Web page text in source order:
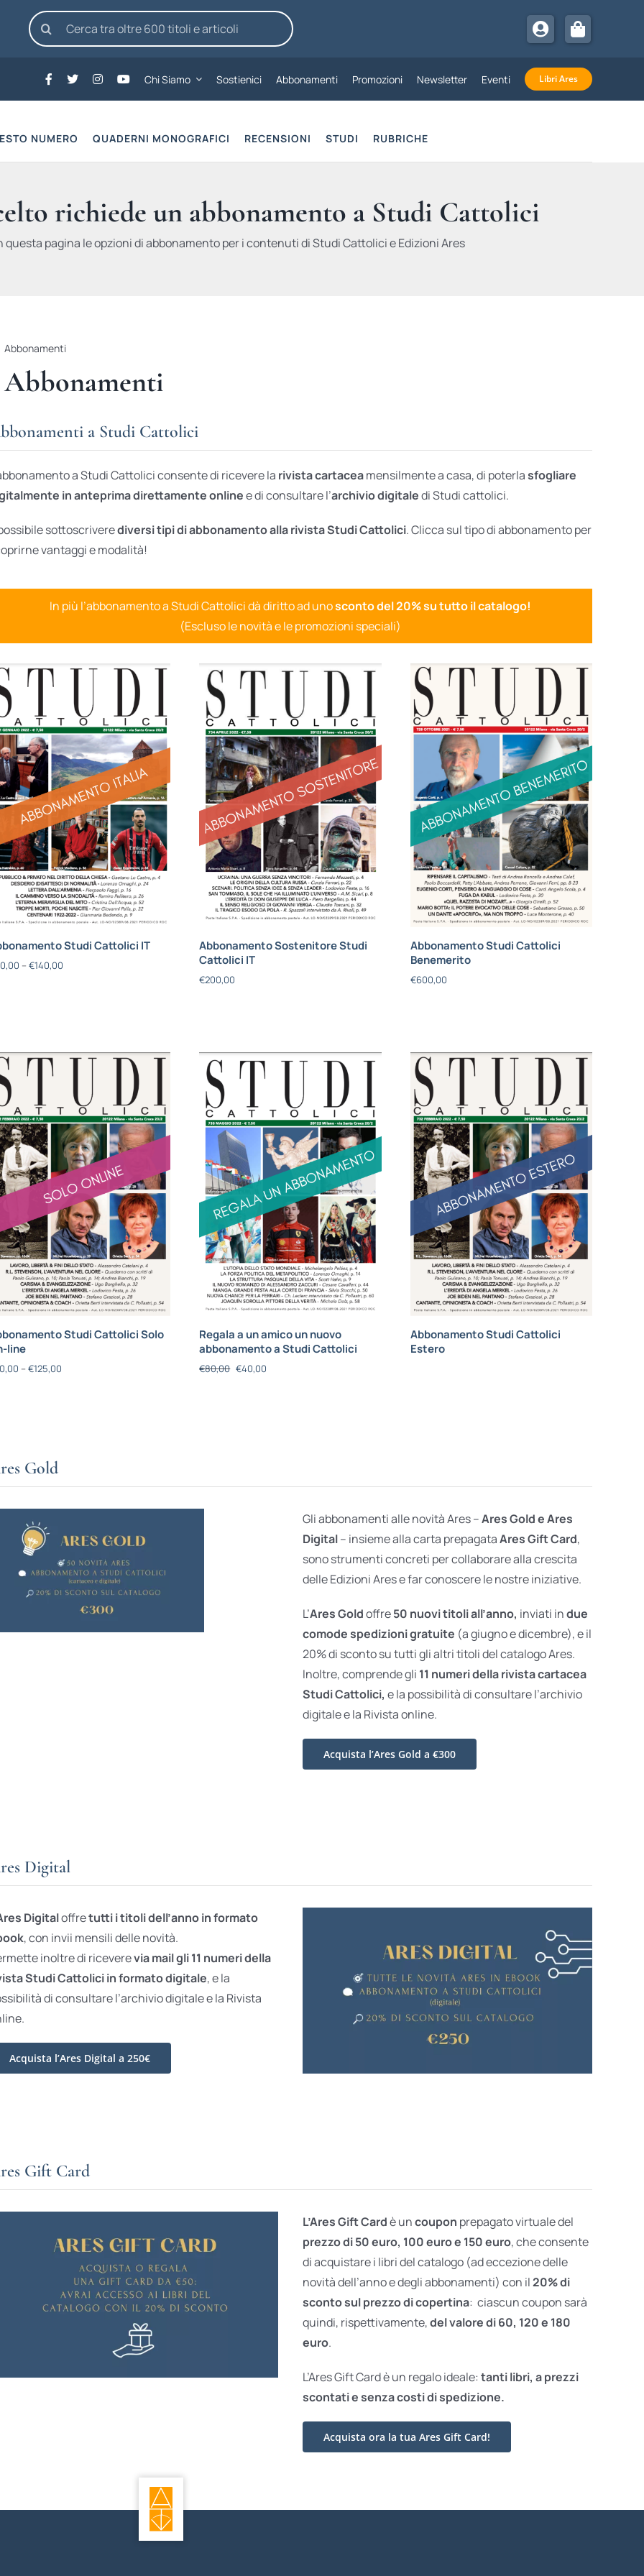
Cerca
per:
Chi Siamo Sostienici Abbonamenti Promozioni Newsletter Eventi Libri Ares
NUMERO QUADERNI MONOGRAFICI RECENSIONI STUDI RUBRICHE
richiede un abbonamento a Studi Cattolici
questa pagina le opzioni di abbonamento per i contenuti di Studi Cattolici e Edizioni Ares
Abbonamenti
Abbonamenti
a Studi Cattolici
a Studi Cattolici consente di ricevere la rivista cartaceamensilmente a casa, di poterlasfogliare
in anteprima direttamente onlinee di consultare l’archivio digitaledi Studi cattolici.
sottoscriverediversi tipi di abbonamento alla rivista Studi Cattolici. Clicca sul tipo di abbonamento per
vantaggi e modalità!
In più l’abbonamento a Studi Cattolici dà diritto ad unosconto del 20% su tutto il catalogo!
(Escluso le novità e le promozioni speciali)
Studi Cattolici IT
– €140,00
Abbonamento Sostenitore Studi
Cattolici IT
€200,00
Abbonamento Studi Cattolici
Benemerito
€600,00
Studi Cattolici Solo
line
– €125,00
Regala a un amico un nuovo
abbonamento a Studi Cattolici
€80,00 €40,00
Abbonamento Studi Cattolici
Estero
Gold
Gli abbonamenti alle novità Ares –Ares Gold e Ares
Digital– insieme alla carta prepagataAres Gift Card,
sono strumenti concreti per collaborare alla crescita
delle Edizioni Ares e far conoscere le nostre iniziative.
L’Ares Goldoffre50 nuovi titoli all’anno, inviati indue
comode spedizioni gratuite (a giugno e dicembre), e il
20% di sconto su tutti gli altri titoli del catalogo Ares.
Inoltre, comprende gli 11 numeri della rivista cartacea
Studi Cattolici, e la possibilità di consultare l’archivio
digitale e la Rivista online.
Acquista l’Ares Gold a €300
Digital
Digitaloffretutti i titoli dell’anno in formato
, con invii mensili delle novità.
inoltre di riceverevia mail gli 11 numeri della
Studi Cattolici in formato digitale, e la
di consultare l’archivio digitale e la Rivista
Acquista l’Ares Digital a 250€
Gift Card
L’Ares Gift Cardè uncoupon prepagato virtuale del
prezzo di 50 euro, 100 euro e 150 euro, che consente
di acquistare i libri del catalogo (ad eccezione delle
novità dell’anno e degli abbonamenti) con il20% di
sconto sul prezzo di copertina: ciascun coupon sarà
quindi, rispettivamente,del valore di 60, 120 e 180
euro.
L’Ares Gift Card è un regalo ideale: tanti libri, a prezzi
scontati esenza costi di spedizione.
Acquista ora la tua Ares Gift Card!